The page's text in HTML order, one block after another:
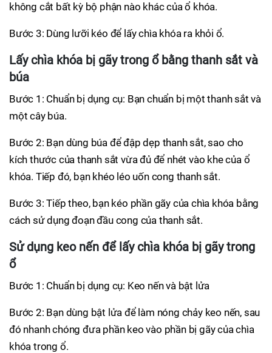
không cắt bất kỳ bộ phận nào khác của ổ khóa.
Bước 3: Dùng lưỡi kéo để lấy chìa khóa ra khỏi ổ.
Lấy chìa khóa bị gãy trong ổ bằng thanh sắt và
búa
Bước 1: Chuẩn bị dụng cụ: Bạn chuẩn bị một thanh sắt và
một cây búa.
Bước 2: Bạn dùng búa để đập dẹp thanh sắt, sao cho
kích thước của thanh sắt vừa đủ để nhét vào khe của ổ
khóa. Tiếp đó, bạn khéo léo uốn cong thanh sắt.
Bước 3: Tiếp theo, bạn kéo phần gãy của chìa khóa bằng
cách sử dụng đoạn đầu cong của thanh sắt.
Sử dụng keo nến để lấy chìa khóa bị gãy trong
ổ
Bước 1: Chuẩn bị dụng cụ: Keo nến và bật lửa
Bước 2: Bạn dùng bật lửa để làm nóng chảy keo nến, sau
đó nhanh chóng đưa phần keo vào phần bị gãy của chìa
khóa trong ổ.